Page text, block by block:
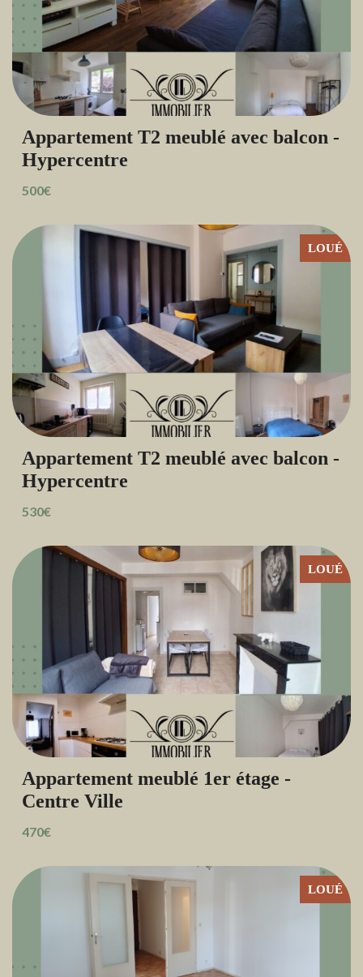
Appartement T2 meublé avec balcon -
Hypercentre
500€
LOUÉ
Appartement T2 meublé avec balcon -
Hypercentre
530€
LOUÉ
Appartement meublé 1er étage -
Centre Ville
470€
LOUÉ